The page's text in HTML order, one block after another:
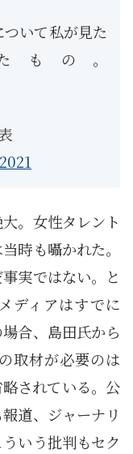
いて私が見た
もの。
。女性タレント
時も囁かれた。
実ではない。と
ディアはすでに
合、島田氏から
取材が必要のは
されている。公
道、ジャーナリ
いう批判もセク